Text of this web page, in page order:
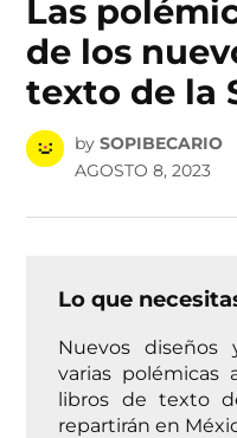
Las
de los
texto de la
by SOPIBECARIO
AGOSTO 8, 2023
Lo que
Nuevos
varias polémicas
libros de texto
repartirán en